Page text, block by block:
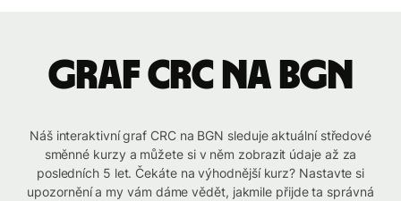
graf CRC na BGN
Náš interaktivní graf CRC na BGN sleduje aktuální středové
směnné kurzy a můžete si v něm zobrazit údaje až za
posledních 5 let. Čekáte na výhodnější kurz? Nastavte si
upozornění a my vám dáme vědět, jakmile přijde ta správná